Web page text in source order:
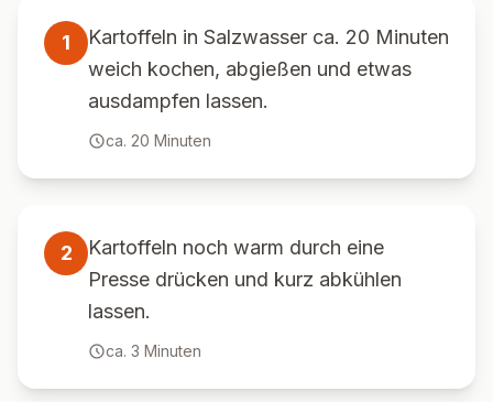
1
Kartoffeln in Salzwasser ca. 20 Minuten
weich kochen, abgießen und etwas
ausdampfen lassen.
ca. 20 Minuten
2
Kartoffeln noch warm durch eine
Presse drücken und kurz abkühlen
lassen.
ca. 3 Minuten